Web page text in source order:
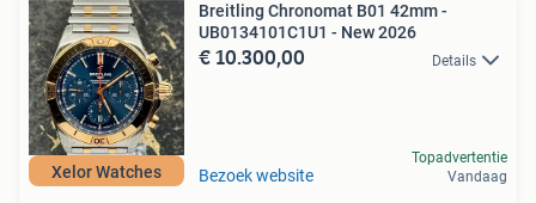
Xelor Watches
Breitling Chronomat B01 42mm -
UB0134101C1U1 - New 2026
€ 10.300,00 Details
Bezoek website
Topadvertentie
Vandaag